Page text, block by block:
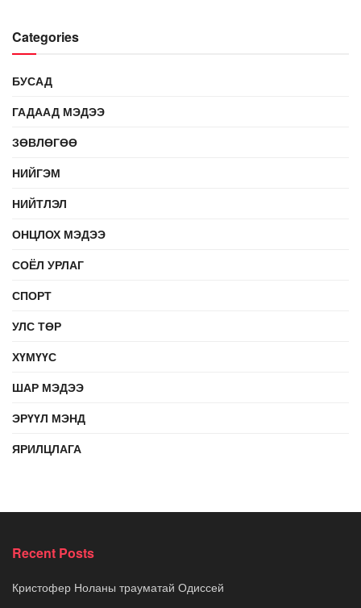
Categories
БУСАД
ГАДААД МЭДЭЭ
ЗӨВЛӨГӨӨ
НИЙГЭМ
НИЙТЛЭЛ
ОНЦЛОХ МЭДЭЭ
СОЁЛ УРЛАГ
СПОРТ
УЛС ТӨР
ХҮМҮҮС
ШАР МЭДЭЭ
ЭРҮҮЛ МЭНД
ЯРИЛЦЛАГА
Recent Posts
Кристофер Ноланы трауматай Одиссей